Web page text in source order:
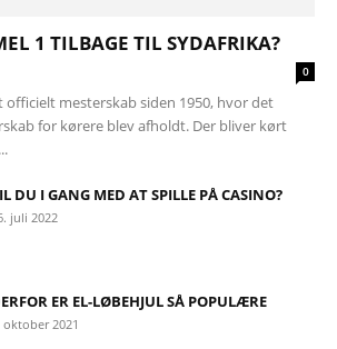
1 TILBAGE TIL SYDAFRIKA?
0
mesterskab siden 1950, hvor det
for kørere blev afholdt. Der bliver kørt
DU I GANG MED AT SPILLE PÅ CASINO?
juli 2022
ER EL-LØBEHJUL SÅ POPULÆRE
oktober 2021